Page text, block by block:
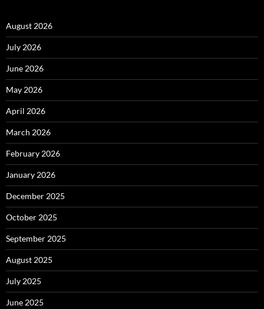
August 2026
July 2026
June 2026
May 2026
April 2026
March 2026
February 2026
January 2026
December 2025
October 2025
September 2025
August 2025
July 2025
June 2025